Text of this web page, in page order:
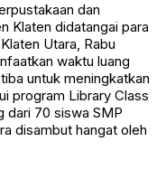
dan
Klaten didatangai para
Utara, Rabu
waktu luang
untuk meningkatkan
program Library Class
dari 70 siswa SMP
disambut hangat oleh